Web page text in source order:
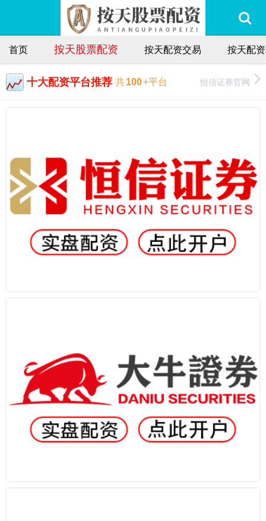
首页 按天股票配资 按天配资交易 按天配
十大配资平台推荐 共100+平台 恒信证券官网